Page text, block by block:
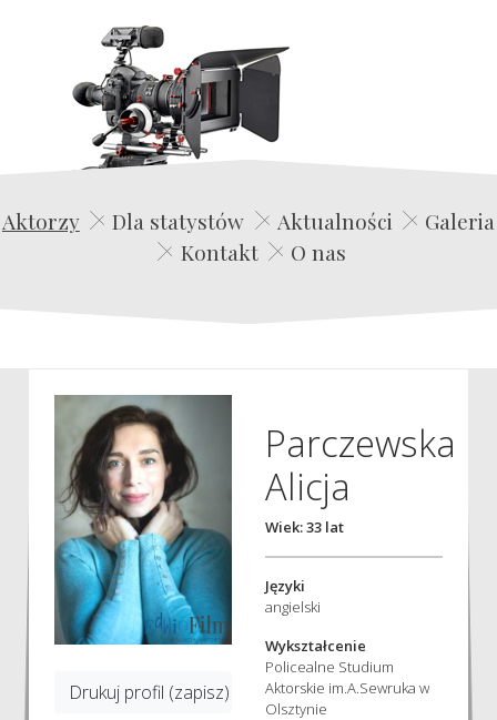
Edwin Film Agencja Aktorska
Aktorzy Dla statystów Aktualności
Galeria
Kontakt
O nas
Drukuj profil (zapisz)
Parczewska
Alicja
Wiek: 33 lat
Języki
angielski
Wykształcenie
Policealne Studium
Aktorskie im.A.Sewruka w
Olsztynie